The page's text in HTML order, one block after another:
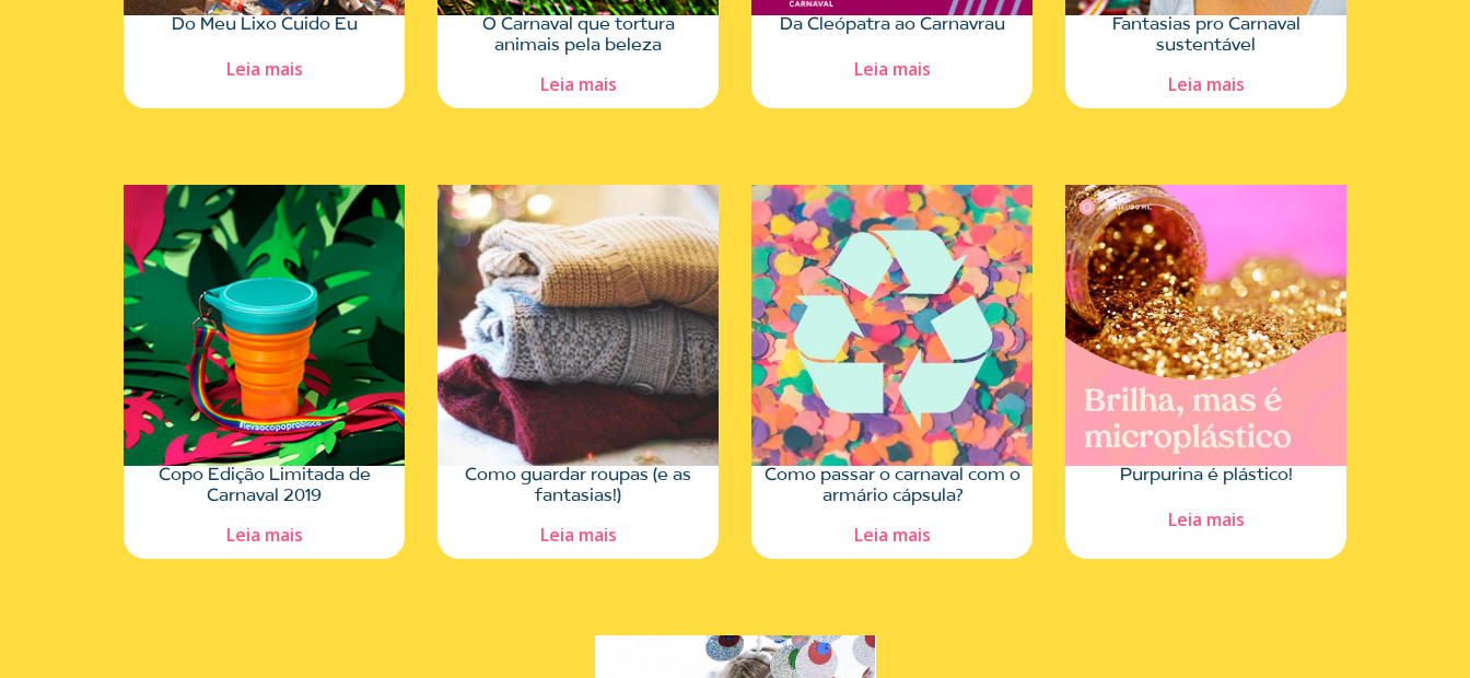
Do Meu Lixo Cuido Eu
Leia mais
O Carnaval que tortura
animais pela beleza
Leia mais
Da Cleópatra ao Carnavrau
Leia mais
Fantasias pro Carnaval
sustentável
Leia mais
Copo Edição Limitada de
Carnaval 2019
Leia mais
Como guardar roupas (e as
fantasias!)
Leia mais
Como passar o carnaval com o
armário cápsula?
Leia mais
Purpurina é plástico!
Leia mais